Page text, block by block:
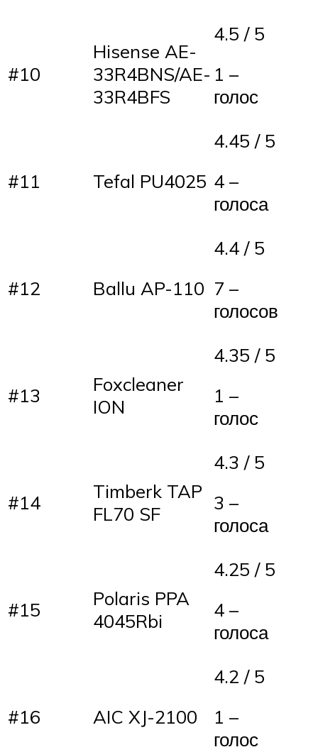
#10
Hisense AE-
33R4BNS/AE-
33R4BFS
4.5 / 5
1 –
голос
#11 Tefal PU4025
4.45 / 5
4 –
голоса
#12 Ballu AP-110
4.4 / 5
7 –
голосов
#13
Foxcleaner
ION
4.35 / 5
1 –
голос
#14
Timberk TAP
FL70 SF
4.3 / 5
3 –
голоса
#15
Polaris PPA
4045Rbi
4.25 / 5
4 –
голоса
#16 AIC XJ-2100
4.2 / 5
1 –
голос